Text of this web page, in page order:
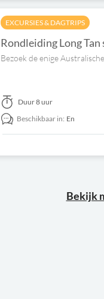
EXCURSIES & DAGTRIPS
Rondleiding Long
Bezoek de enige
Duur8 uur
Beschikbaar in: En
Bekijk